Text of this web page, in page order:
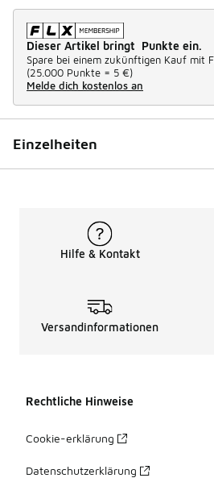
Dieser Artikel bringt Punkte ein.
Spare bei einem zukünftigen Kauf mit
(25.000 Punkte = 5 €)
Melde dich kostenlos an
Einzelheiten
Hilfe & Kontakt
Versandinformationen
Rechtliche Hinweise
Cookie-erklärung
Datenschutzerklärung